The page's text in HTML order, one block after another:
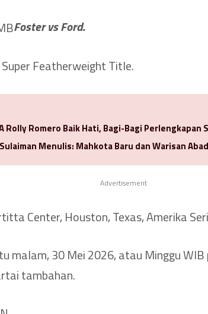
Foster vs Ford.
Featherweight Title.
Rolly Romero Baik Hati, Bagi-Bagi Perlengkapan
Menulis: Mahkota Baru dan Warisan
Advertisement
Center, Houston, Texas, Amerika
malam, 30 Mei 2026, atau Minggu WIB
tambahan.